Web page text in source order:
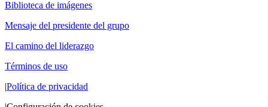
Biblioteca de imágenes
Mensaje del presidente del grupo
El camino del liderazgo
Términos de uso
|Política de privacidad